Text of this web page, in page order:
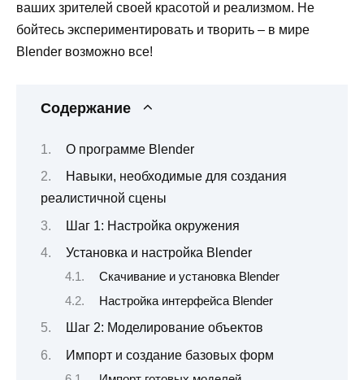
ваших зрителей своей красотой и реализмом. Не
бойтесь экспериментировать и творить – в мире
Blender возможно все!
Содержание
О программе Blender
Навыки, необходимые для создания
реалистичной сцены
Шаг 1: Настройка окружения
Установка и настройка Blender
Скачивание и установка Blender
Настройка интерфейса Blender
Шаг 2: Моделирование объектов
Импорт и создание базовых форм